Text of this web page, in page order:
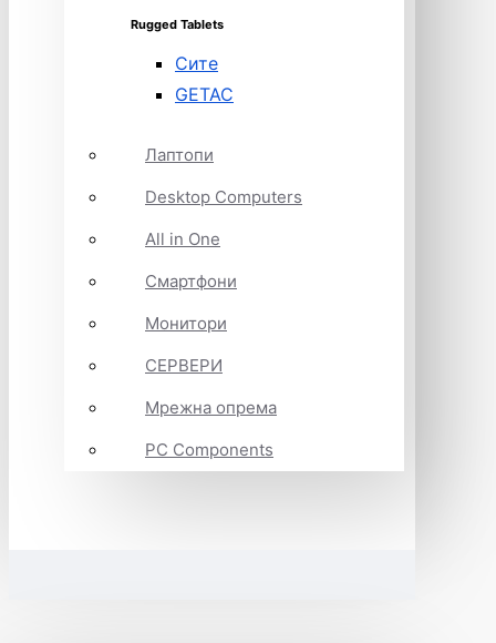
Rugged Tablets
Сите
GETAC
Лаптопи
Desktop Computers
All in One
Смартфони
Монитори
СЕРВЕРИ
Мрежна опрема
PC Components